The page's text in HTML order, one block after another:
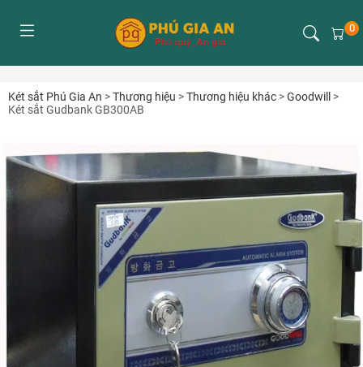
0
Két sắt Phú Gia An >Thương hiệu >Thương hiệu khác >Goodwill
>
Két sắt Gudbank GB300AB